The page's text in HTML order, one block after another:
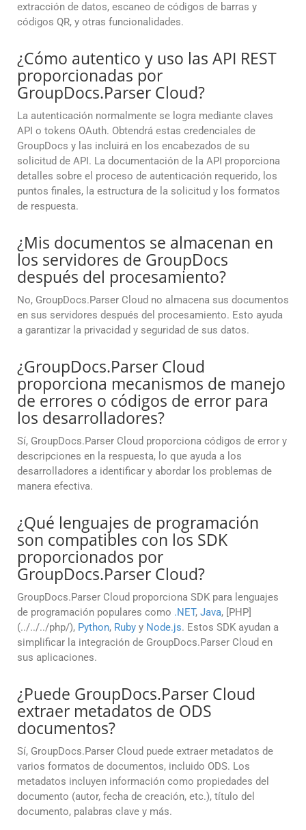
extracción de datos, escaneo de códigos de barras y
códigos QR, y otras funcionalidades.
¿Cómo autentico y uso las API REST
proporcionadas por
GroupDocs.Parser Cloud?
La autenticación normalmente se logra mediante claves
API o tokens OAuth. Obtendrá estas credenciales de
GroupDocs y las incluirá en los encabezados de su
solicitud de API. La documentación de la API proporciona
detalles sobre el proceso de autenticación requerido, los
puntos finales, la estructura de la solicitud y los formatos
de respuesta.
¿Mis documentos se almacenan en
los servidores de GroupDocs
después del procesamiento?
No, GroupDocs.Parser Cloud no almacena sus documentos
en sus servidores después del procesamiento. Esto ayuda
a garantizar la privacidad y seguridad de sus datos.
¿GroupDocs.Parser Cloud
proporciona mecanismos de manejo
de errores o códigos de error para
los desarrolladores?
Sí, GroupDocs.Parser Cloud proporciona códigos de error y
descripciones en la respuesta, lo que ayuda a los
desarrolladores a identificar y abordar los problemas de
manera efectiva.
¿Qué lenguajes de programación
son compatibles con los SDK
proporcionados por
GroupDocs.Parser Cloud?
GroupDocs.Parser Cloud proporciona SDK para lenguajes
de programación populares como .NET, Java, [PHP]
(../../../php/), Python, Ruby y Node.js. Estos SDK ayudan a
simplificar la integración de GroupDocs.Parser Cloud en
sus aplicaciones.
¿Puede GroupDocs.Parser Cloud
extraer metadatos de ODS
documentos?
Sí, GroupDocs.Parser Cloud puede extraer metadatos de
varios formatos de documentos, incluido ODS. Los
metadatos incluyen información como propiedades del
documento (autor, fecha de creación, etc.), título del
documento, palabras clave y más.